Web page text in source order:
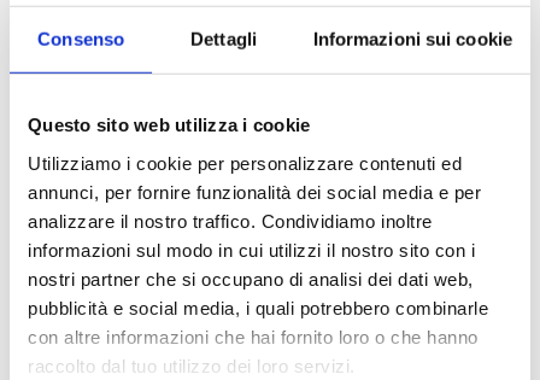
Consenso Dettagli Informazioni sui cookie
Questo sito web utilizza i cookie
Utilizziamo i cookie per personalizzare contenuti ed
annunci, per fornire funzionalità dei social media e per
analizzare il nostro traffico. Condividiamo inoltre
informazioni sul modo in cui utilizzi il nostro sito con i
nostri partner che si occupano di analisi dei dati web,
pubblicità e social media, i quali potrebbero combinarle
con altre informazioni che hai fornito loro o che hanno
raccolto dal tuo utilizzo dei loro servizi.